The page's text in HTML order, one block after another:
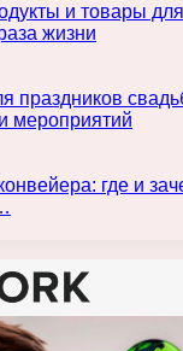
и товары
жизни
праздников
мероприятий
где и